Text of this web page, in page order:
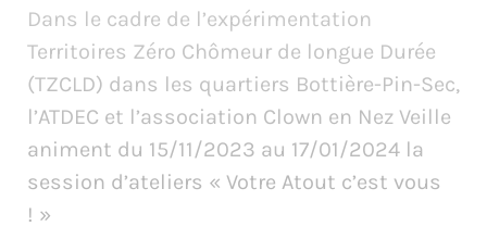
Dans le cadre de l’expérimentation
Territoires Zéro Chômeur de longue Durée
(TZCLD) dans les quartiers Bottière-Pin-Sec,
l’ATDEC et l’association Clown en Nez Veille
animent du 15/11/2023 au 17/01/2024 la
session d’ateliers « Votre Atout c’est vous
! »